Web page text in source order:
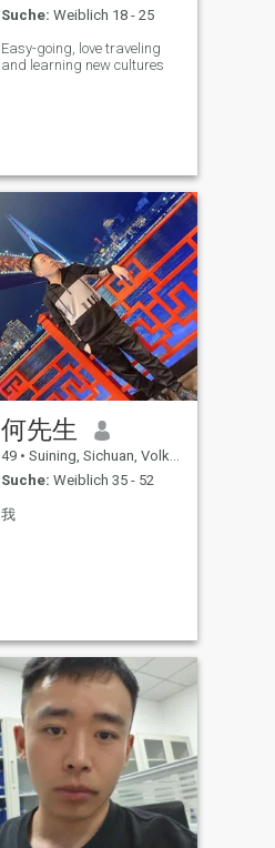
Suche: Weiblich 18 - 25
Easy-going, love traveling
and learning new cultures
何先生
49 • Suining, Sichuan, Volksrep. China
Suche: Weiblich 35 - 52
我